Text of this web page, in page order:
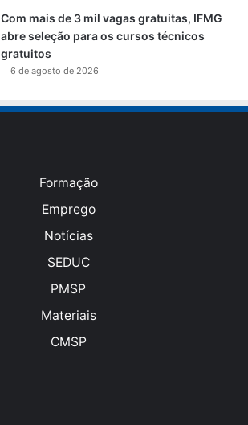
Com mais de 3 mil vagas gratuitas, IFMG
abre seleção para os cursos técnicos
gratuitos
6 de agosto de 2026
Formação
Emprego
Notícias
SEDUC
PMSP
Materiais
CMSP